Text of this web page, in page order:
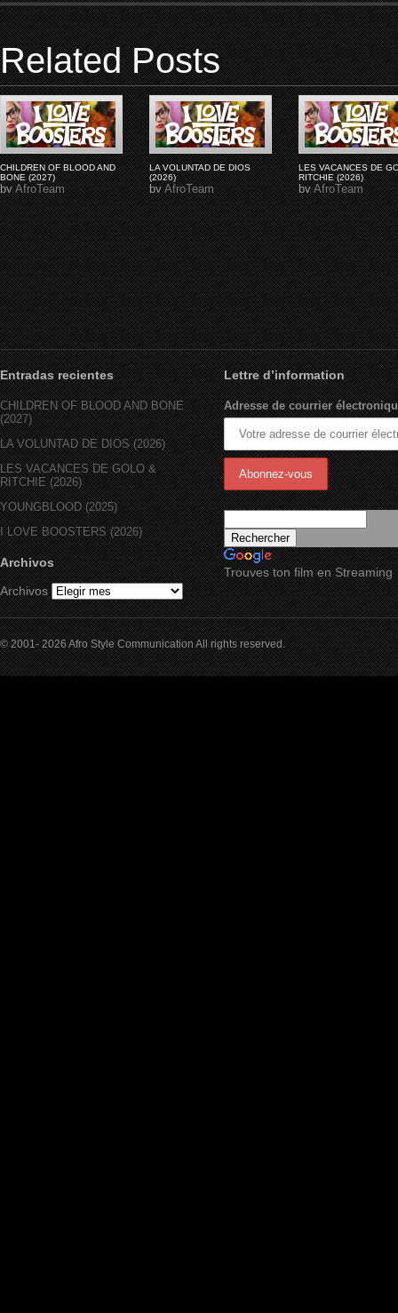
Related Posts
CHILDREN OF BLOOD AND
BONE (2027)
byAfroTeam
LA VOLUNTAD DE DIOS
(2026)
byAfroTeam
LES VACANCES DE
RITCHIE (2026)
byAfroTeam
Entradas recientes
CHILDREN OF BLOOD AND BONE
(2027)
LA VOLUNTAD DE DIOS (2026)
LES VACANCES DE GOLO &
RITCHIE (2026)
YOUNGBLOOD (2025)
I LOVE BOOSTERS (2026)
Archivos
Archivos
Lettre d’information
Adresse de courrier
Trouves ton film en Streaming
© 2001- 2026 Afro Style Communication All rights reserved.